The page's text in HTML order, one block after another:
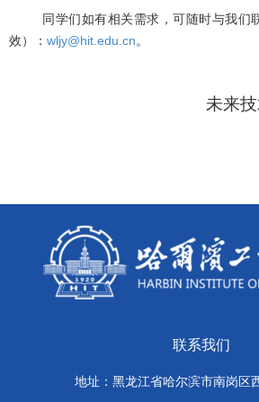
同学们如有相关需求，可随时与我们
效）： wljy@hit.edu.cn。
未来
联系我们
地址：黑龙江省哈尔滨市南岗区